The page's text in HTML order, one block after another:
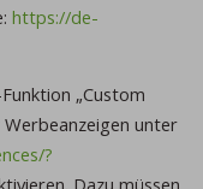
https://de-
„Custom
Werbeanzeigen unter
?